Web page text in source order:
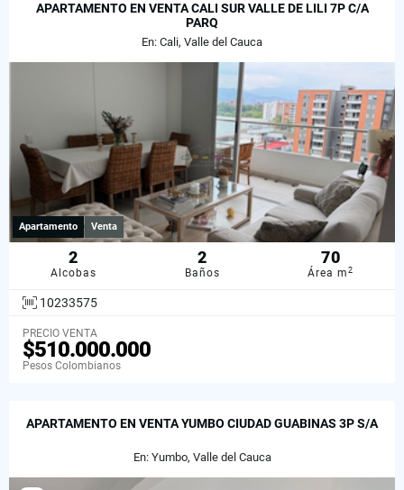
APARTAMENTO EN VENTA CALI SUR VALLE DE LILI 7P C/A
PARQ
En: Cali, Valle del Cauca
Apartamento Venta
2
Alcobas
2
Baños
70
Área m2
10233575
PRECIO VENTA
$510.000.000
Pesos Colombianos
APARTAMENTO EN VENTA YUMBO CIUDAD GUABINAS 3P S/A
En: Yumbo, Valle del Cauca